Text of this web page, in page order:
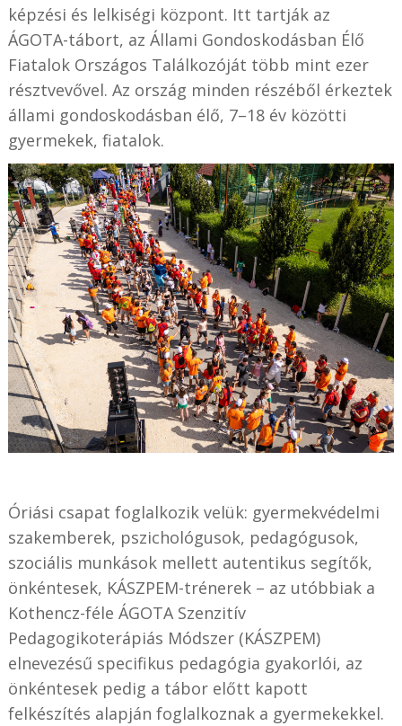
képzési és lelkiségi központ. Itt tartják az
ÁGOTA-tábort, az Állami Gondoskodásban Élő
Fiatalok Országos Találkozóját több mint ezer
résztvevővel. Az ország minden részéből érkeztek
állami gondoskodásban élő, 7–18 év közötti
gyermekek, fiatalok.
Óriási csapat foglalkozik velük: gyermekvédelmi
szakemberek, pszichológusok, pedagógusok,
szociális munkások mellett autentikus segítők,
önkéntesek, KÁSZPEM-trénerek – az utóbbiak a
Kothencz-féle ÁGOTA Szenzitív
Pedagogikoterápiás Módszer (KÁSZPEM)
elnevezésű specifikus pedagógia gyakorlói, az
önkéntesek pedig a tábor előtt kapott
felkészítés alapján foglalkoznak a gyermekekkel.